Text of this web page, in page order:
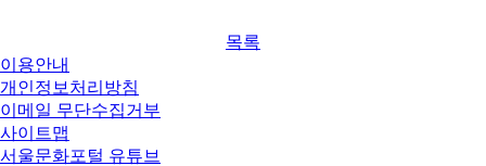
목록
이용안내
개인정보처리방침
이메일 무단수집거부
사이트맵
서울문화포털 유튜브